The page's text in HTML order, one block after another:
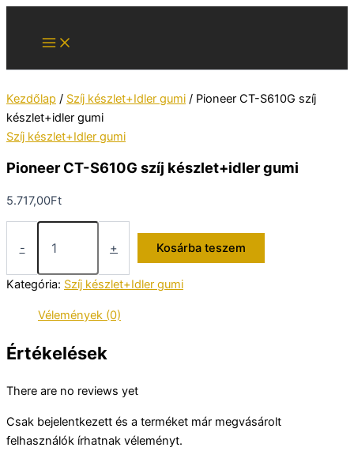
Kezdőlap / Szíj készlet+Idler gumi / Pioneer CT-S610G szíj
készlet+idler gumi
Szíj készlet+Idler gumi
Pioneer CT-S610G szíj készlet+idler gumi
5.717,00Ft
-
Pioneer
szíj
készlet+idler
mennyiség
+ Kosárba teszem
Kategória: Szíj készlet+Idler gumi
Vélemények (0)
Értékelések
There are no reviews yet
Csak bejelentkezett és a terméket már megvásárolt
felhasználók írhatnak véleményt.